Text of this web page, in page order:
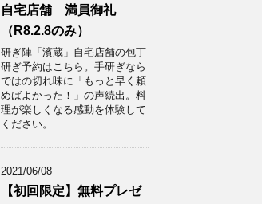
自宅店舗 満員御礼
（R8.2.8のみ）
研ぎ陣「濱蔵」自宅店舗の包丁
研ぎ予約はこちら。手研ぎなら
ではの切れ味に「もっと早く頼
めばよかった！」の声続出。料
理が楽しくなる感動を体験して
ください。
2021/06/08
【初回限定】無料プレゼ